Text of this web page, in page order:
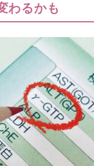
わるかも